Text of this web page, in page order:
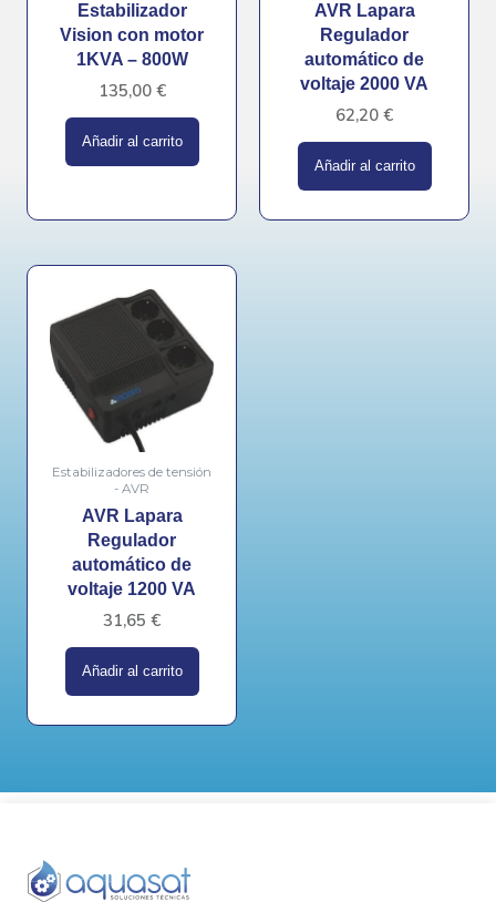
Estabilizador
Vision con motor
1KVA – 800W
135,00 €
Añadir al carrito
AVR Lapara
Regulador
automático de
voltaje 2000 VA
62,20 €
Añadir al carrito
Estabilizadores de tensión
- AVR
AVR Lapara
Regulador
automático de
voltaje 1200 VA
31,65 €
Añadir al carrito